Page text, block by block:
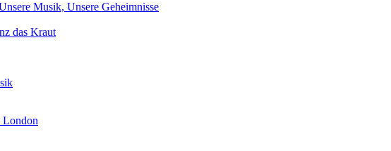
Musik, Unsere Geheimnisse
das Kraut
London